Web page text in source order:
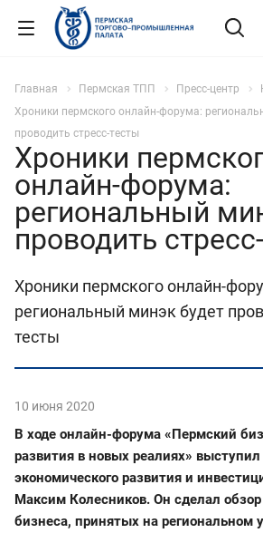
Главная Пермская ТПП Пресс-центр
Хроники пермского онлайн-форума:
проводить стресс-тесты
Хроники
онлайн-форума:
региональный
проводить
Хроники пермского онлайн-
региональный минэк будет
тесты
10 июня 2020
В ходе онлайн-форума «Пермский
развития в новых реалиях»
экономического развития и
Максим Колесников. Он сделал
бизнеса, принятых на региональном